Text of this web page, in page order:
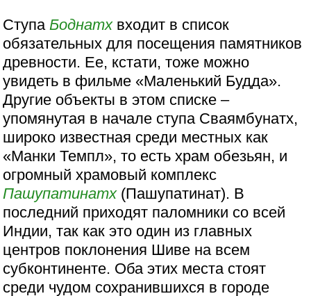
Ступа Боднатхвходит в список
обязательных для посещения памятников
древности. Ее, кстати, тоже можно
увидеть в фильме «Маленький Будда».
Другие объекты в этом списке –
упомянутая в начале ступа Сваямбунатх,
широко известная среди местных как
«Манки Темпл», то есть храм обезьян, и
огромный храмовый комплекс
Пашупатинатх(Пашупатинат). В
последний приходят паломники со всей
Индии, так как это один из главных
центров поклонения Шиве на всем
субконтиненте. Оба этих места стоят
среди чудом сохранившихся в городе